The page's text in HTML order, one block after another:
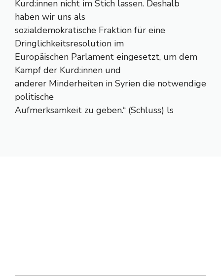
Kurd:innen nicht im Stich lassen. Deshalb
haben wir uns als
sozialdemokratische Fraktion für eine
Dringlichkeitsresolution im
Europäischen Parlament eingesetzt, um dem
Kampf der Kurd:innen und
anderer Minderheiten in Syrien die notwendige
politische
Aufmerksamkeit zu geben.“ (Schluss) ls